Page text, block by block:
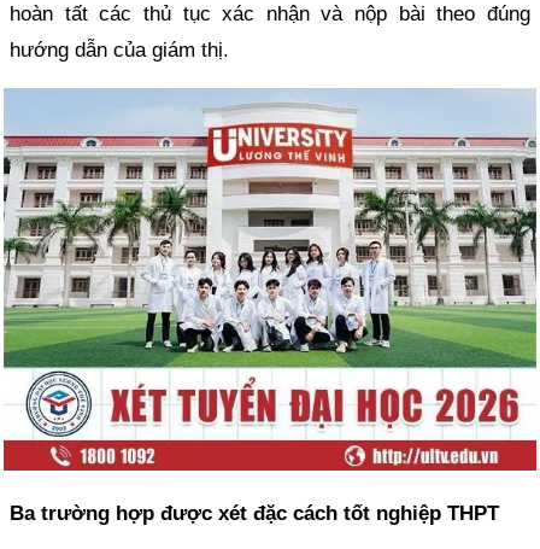
hoàn tất các thủ tục xác nhận và nộp bài theo đúng
hướng dẫn của giám thị.
Ba trường hợp được xét đặc cách tốt nghiệp THPT